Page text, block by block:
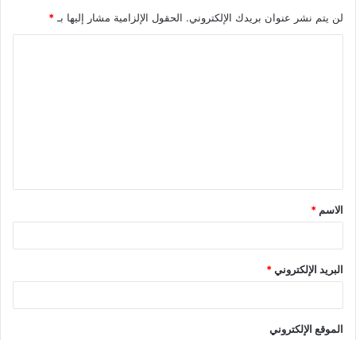
لن يتم نشر عنوان بريدك الإلكتروني. الحقول الإلزامية مشار إليها بـ *
ق
*
الاسم *
البريد الإلكتروني*
الموقع الإلكتروني